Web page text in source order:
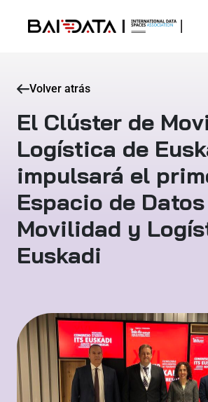
Volver atrás
El Clúster de
Logística de
impulsará el
Espacio de
Movilidad y
Euskadi